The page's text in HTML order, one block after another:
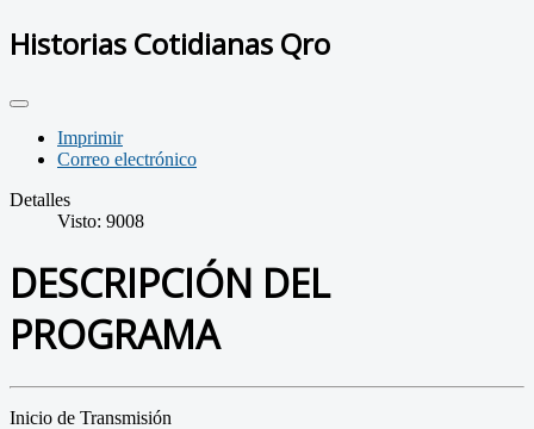
Historias Cotidianas Qro
Imprimir
Correo electrónico
Detalles
Visto: 9008
DESCRIPCIÓN DEL
PROGRAMA
Inicio de Transmisión